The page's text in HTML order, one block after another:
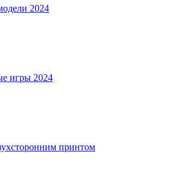
2024
игры 2024
принтом